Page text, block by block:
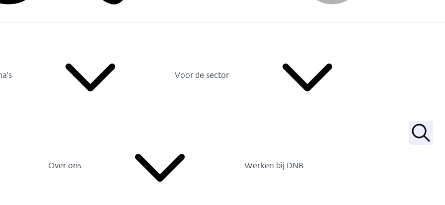
Voor de sector
Over ons Werken bij DNB
Zoek